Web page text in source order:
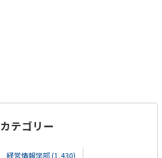
カテゴリー
経営情報学部 (1,430)